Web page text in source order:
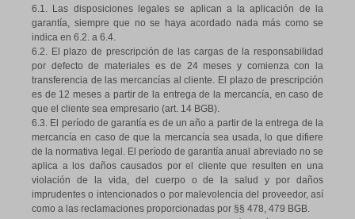
6.1. Las disposiciones legales se aplican a la aplicación de la
garantía, siempre que no se haya acordado nada más como se
indica en 6.2. a 6.4.
6.2. El plazo de prescripción de las cargas de la responsabilidad
por defecto de materiales es de 24 meses y comienza con la
transferencia de las mercancías al cliente. El plazo de prescripción
es de 12 meses a partir de la entrega de la mercancía, en caso de
que el cliente sea empresario (art. 14 BGB).
6.3. El período de garantía es de un año a partir de la entrega de la
mercancía en caso de que la mercancía sea usada, lo que difiere
de la normativa legal. El período de garantía anual abreviado no se
aplica a los daños causados por el cliente que resulten en una
violación de la vida, del cuerpo o de la salud y por daños
imprudentes o intencionados o por malevolencia del proveedor, así
como a las reclamaciones proporcionadas por §§ 478, 479 BGB.